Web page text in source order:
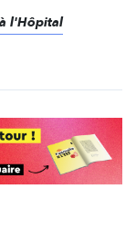
l'Hôpital